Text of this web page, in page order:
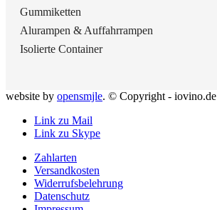
Gummiketten
Alurampen & Auffahrrampen
Isolierte Container
website by opensmjle. © Copyright - iovino.de
Link zu Mail
Link zu Skype
Zahlarten
Versandkosten
Widerrufsbelehrung
Datenschutz